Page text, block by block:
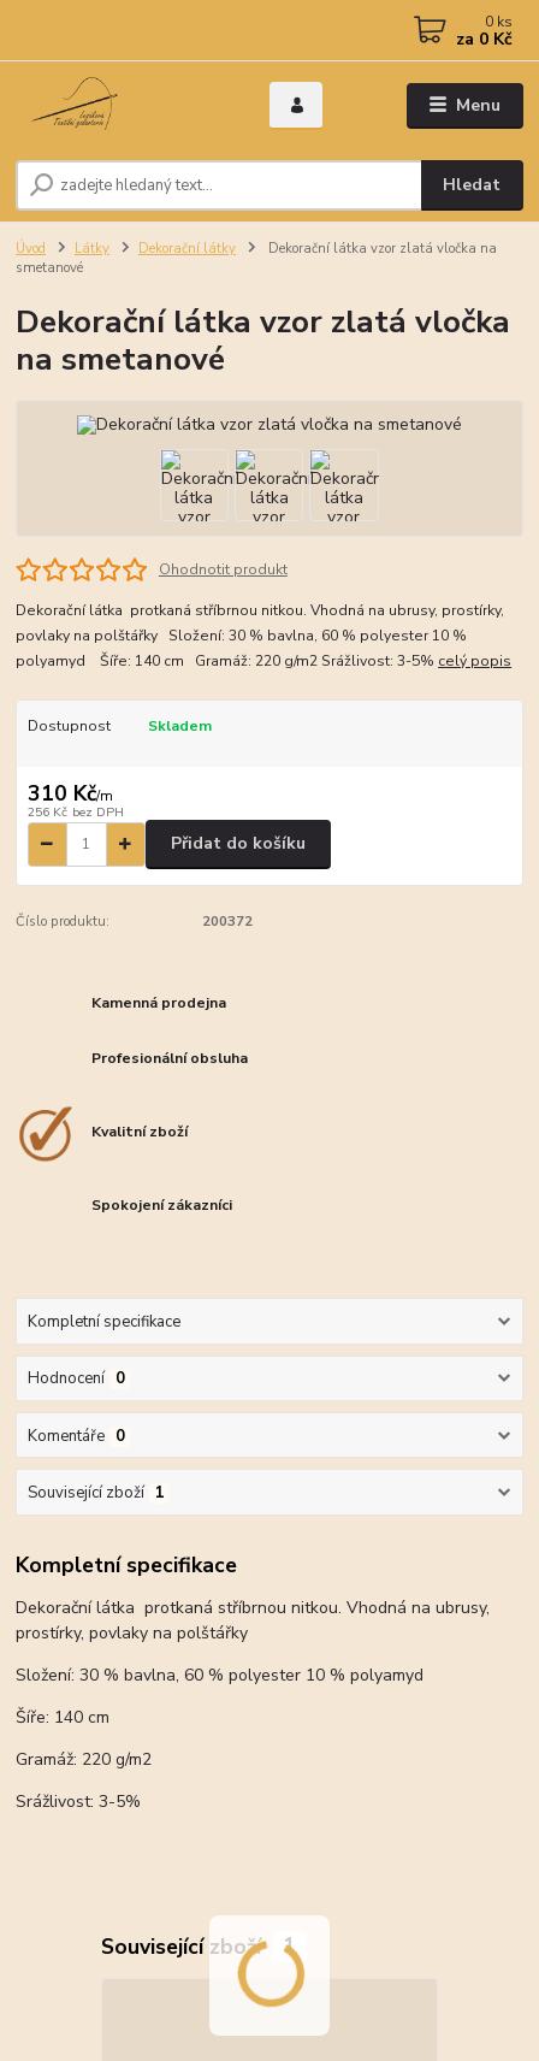
Menu
Hledat
0 ks
za 0 Kč
Úvod Látky Dekorační látky
Dekorační látka vzor zlatá vločka na
smetanové
Dekorační látka vzor zlatá vločka
na smetanové
Ohodnotit produkt
Dekorační látka protkaná stříbrnou nitkou. Vhodná na ubrusy, prostírky,
povlaky na polštářky Složení: 30 % bavlna, 60 % polyester 10 %
polyamyd Šíře: 140 cm Gramáž: 220 g/m2 Srážlivost: 3-5% celý popis
Dostupnost Skladem
310 Kč/m
256 Kč bez DPH
Přidat do košíku
Číslo produktu: 200372
Kamenná prodejna
Profesionální obsluha
Kvalitní zboží
Spokojení zákazníci
Kompletní specifikace
Hodnocení 0
Komentáře 0
Související zboží 1
Kompletní specifikace
Dekorační látka protkaná stříbrnou nitkou. Vhodná na ubrusy,
prostírky, povlaky na polštářky
Složení: 30 % bavlna, 60 % polyester 10 % polyamyd
Šíře: 140 cm
Gramáž: 220 g/m2
Srážlivost: 3-5%
Související zboží 1